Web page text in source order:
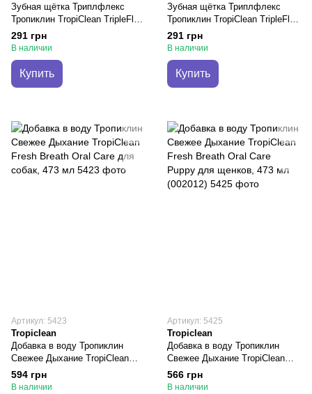
Зубная щётка Триплфлекс
Тропиклин TropiClean TripleFlex
для собак
291 грн
В наличии
Купить
Зубная щётка Триплфлекс
Тропиклин TropiClean TripleFlex
Small для собак маленьких
пород
291 грн
В наличии
Купить
Артикул: 5423
Tropiclean
Добавка в воду Тропиклин
Свежее Дыхание TropiClean
Fresh Breath Oral Care для
собак, 473 мл
594 грн
В наличии
Артикул: 5425
Tropiclean
Добавка в воду Тропиклин
Свежее Дыхание TropiClean
Fresh Breath Oral Care Puppy
для щенков, 473 мл (002012)
566 грн
В наличии